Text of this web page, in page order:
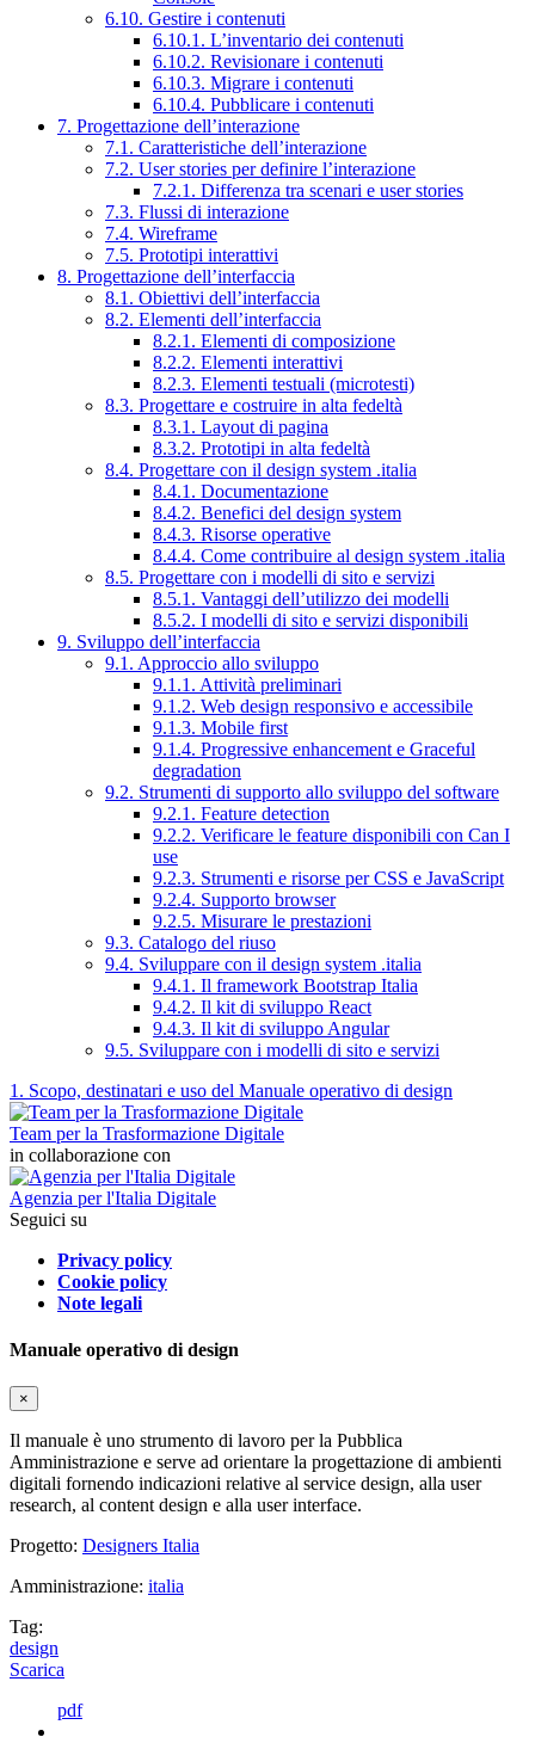
6.10. Gestire i contenuti
6.10.1. L’inventario dei contenuti
6.10.2. Revisionare i contenuti
6.10.3. Migrare i contenuti
6.10.4. Pubblicare i contenuti
7. Progettazione dell’interazione
7.1. Caratteristiche dell’interazione
7.2. User stories per definire l’interazione
7.2.1. Differenza tra scenari e user stories
7.3. Flussi di interazione
7.4. Wireframe
7.5. Prototipi interattivi
8. Progettazione dell’interfaccia
8.1. Obiettivi dell’interfaccia
8.2. Elementi dell’interfaccia
8.2.1. Elementi di composizione
8.2.2. Elementi interattivi
8.2.3. Elementi testuali (microtesti)
8.3. Progettare e costruire in alta fedeltà
8.3.1. Layout di pagina
8.3.2. Prototipi in alta fedeltà
8.4. Progettare con il design system .italia
8.4.1. Documentazione
8.4.2. Benefici del design system
8.4.3. Risorse operative
8.4.4. Come contribuire al design system .italia
8.5. Progettare con i modelli di sito e servizi
8.5.1. Vantaggi dell’utilizzo dei modelli
8.5.2. I modelli di sito e servizi disponibili
9. Sviluppo dell’interfaccia
9.1. Approccio allo sviluppo
9.1.1. Attività preliminari
9.1.2. Web design responsivo e accessibile
9.1.3. Mobile first
9.1.4. Progressive enhancement e Graceful
degradation
9.2. Strumenti di supporto allo sviluppo del software
9.2.1. Feature detection
9.2.2. Verificare le feature disponibili con Can I
use
9.2.3. Strumenti e risorse per CSS e JavaScript
9.2.4. Supporto browser
9.2.5. Misurare le prestazioni
9.3. Catalogo del riuso
9.4. Sviluppare con il design system .italia
9.4.1. Il framework Bootstrap Italia
9.4.2. Il kit di sviluppo React
9.4.3. Il kit di sviluppo Angular
9.5. Sviluppare con i modelli di sito e servizi
1. Scopo, destinatari e uso del Manuale operativo di design
Team per la Trasformazione Digitale
in collaborazione con
Agenzia per l'Italia Digitale
Seguici su
Privacy policy
Cookie policy
Note legali
Manuale operativo di design
×
Il manuale è uno strumento di lavoro per la Pubblica
Amministrazione e serve ad orientare la progettazione di ambienti
digitali fornendo indicazioni relative al service design, alla user
research, al content design e alla user interface.
Progetto: Designers Italia
Amministrazione: italia
Tag:
design
Scarica
pdf